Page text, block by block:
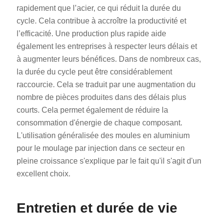
rapidement que l’acier, ce qui réduit la durée du
cycle. Cela contribue à accroître la productivité et
l’efficacité. Une production plus rapide aide
également les entreprises à respecter leurs délais et
à augmenter leurs bénéfices. Dans de nombreux cas,
la durée du cycle peut être considérablement
raccourcie. Cela se traduit par une augmentation du
nombre de pièces produites dans des délais plus
courts. Cela permet également de réduire la
consommation d'énergie de chaque composant.
L'utilisation généralisée des moules en aluminium
pour le moulage par injection dans ce secteur en
pleine croissance s'explique par le fait qu'il s'agit d'un
excellent choix.
Entretien et durée de vie